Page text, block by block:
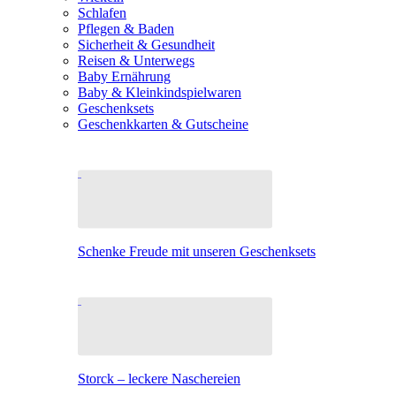
Schlafen
Pflegen & Baden
Sicherheit & Gesundheit
Reisen & Unterwegs
Baby Ernährung
Baby & Kleinkindspielwaren
Geschenksets
Geschenkkarten & Gutscheine
Schenke Freude mit unseren Geschenksets
Storck – leckere Naschereien